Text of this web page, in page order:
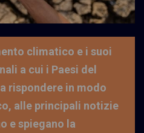
climatico e i suoi
a cui i Paesi del
rispondere in modo
alle principali notizie
e spiegano la